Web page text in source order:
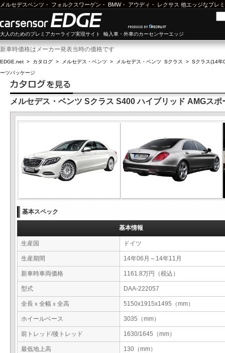
メルセデスベンツ ・ フォルクスワーゲン ・ BMW・ アウディ ・ レクサス 他エッジなプレ
大人のためのプレミアカーライフ実現サイト 輸入車・外車のカーセンサーエッジ
新車時価格はメーカー発表当時の価格です
EDGE.net > カタログ > メルセデス・ベンツ > メルセデス・ベンツ Sクラス > Sクラス(14年
ーツパッケージ
メルセデス・ベンツ Sクラス S400 ハイブリッド AMGスポ
基本スペック
基本情報
生産国 ドイツ
生産期間 14年06月～14年11月
新車時車両価格 1161.8万円（税込）
型式 DAA-222057
全長ｘ全幅ｘ全高 5150x1915x1495（mm）
ホイールベース 3035（mm）
前トレッド/後トレッド 1630/1645（mm）
最低地上高 130（mm）